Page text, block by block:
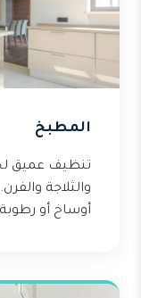
المطبخ
تنظيف عميق
والثلاجة
أوساخ أو